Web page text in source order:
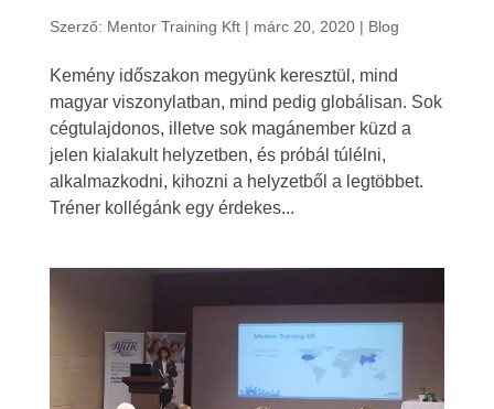
Szerző: Mentor Training Kft| márc 20, 2020| Blog
Kemény időszakon megyünk keresztül, mind
magyar viszonylatban, mind pedig globálisan. Sok
cégtulajdonos, illetve sok magánember küzd a
jelen kialakult helyzetben, és próbál túlélni,
alkalmazkodni, kihozni a helyzetből a legtöbbet.
Tréner kollégánk egy érdekes...